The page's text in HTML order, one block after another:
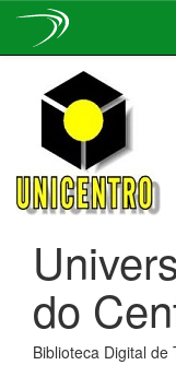
navigation
do
Biblioteca Digital de